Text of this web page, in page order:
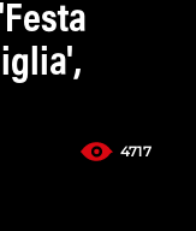
4717